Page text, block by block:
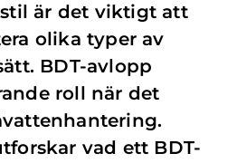
är det viktigt att
olika typer av
BDT-avlopp
roll när det
vad ett BDT-